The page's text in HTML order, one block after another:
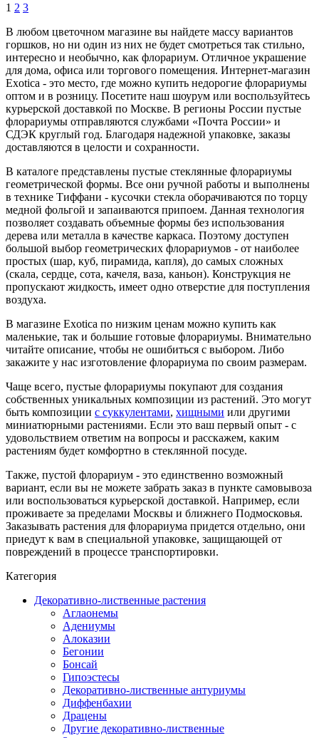
1 2 3
В любом цветочном магазине вы найдете массу вариантов
горшков, но ни один из них не будет смотреться так стильно,
интересно и необычно, как флорариум. Отличное украшение
для дома, офиса или торгового помещения. Интернет-магазин
Exotica - это место, где можно купить недорогие флорариумы
оптом и в розницу. Посетите наш шоурум или воспользуйтесь
курьерской доставкой по Москве. В регионы России пустые
флорариумы отправляются службами «Почта России» и
СДЭК круглый год. Благодаря надежной упаковке, заказы
доставляются в целости и сохранности.
В каталоге представлены пустые стеклянные флорариумы
геометрической формы. Все они ручной работы и выполнены
в технике Тиффани - кусочки стекла оборачиваются по торцу
медной фольгой и запаиваются припоем. Данная технология
позволяет создавать объемные формы без использования
дерева или металла в качестве каркаса. Поэтому доступен
большой выбор геометрических флорариумов - от наиболее
простых (шар, куб, пирамида, капля), до самых сложных
(скала, сердце, сота, качеля, ваза, каньон). Конструкция не
пропускают жидкость, имеет одно отверстие для поступления
воздуха.
В магазине Exotica по низким ценам можно купить как
маленькие, так и большие готовые флорариумы. Внимательно
читайте описание, чтобы не ошибиться с выбором. Либо
закажите у нас изготовление флорариума по своим размерам.
Чаще всего, пустые флорариумы покупают для создания
собственных уникальных композиции из растений. Это могут
быть композиции с суккулентами, хищными или другими
миниатюрными растениями. Если это ваш первый опыт - с
удовольствием ответим на вопросы и расскажем, каким
растениям будет комфортно в стеклянной посуде.
Также, пустой флорариум - это единственно возможный
вариант, если вы не можете забрать заказ в пункте самовывоза
или воспользоваться курьерской доставкой. Например, если
проживаете за пределами Москвы и ближнего Подмосковья.
Заказывать растения для флорариума придется отдельно, они
приедут к вам в специальной упаковке, защищающей от
повреждений в процессе транспортировки.
Категория
Декоративно-лиственные растения
Аглаонемы
Адениумы
Алоказии
Бегонии
Бонсай
Гипоэстесы
Декоративно-лиственные антуриумы
Диффенбахии
Драцены
Другие декоративно-лиственные